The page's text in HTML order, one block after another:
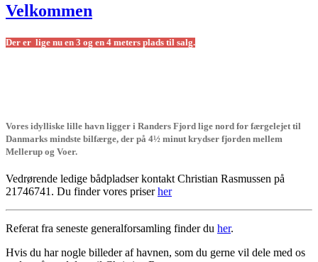
Velkommen
Der er lige nu en 3 og en 4 meters plads til salg.
Vores idylliske lille havn ligger i Randers Fjord lige nord for færgelejet til
Danmarks mindste bilfærge, der på 4½ minut krydser fjorden mellem
Mellerup og Voer.
Vedrørende ledige bådpladser kontakt Christian Rasmussen på
21746741. Du finder vores priserher
Referat fra seneste generalforsamling finder du her.
Hvis du har nogle billeder af havnen, som du gerne vil dele med os